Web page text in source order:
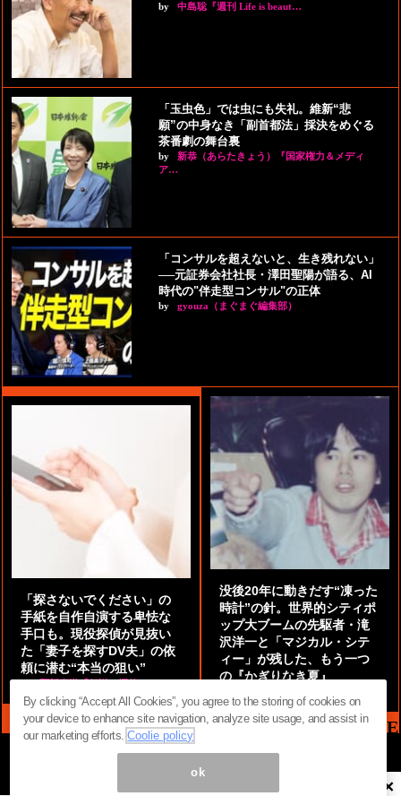
by 中島聡『週刊 Life is beaut…
「玉虫色」では虫にも失礼。維新“悲
願”の中身なき「副首都法」採決をめぐる
茶番劇の舞台裏
by
新恭（あらたきょう）『国家権力＆メディ
ア…
「コンサルを超えないと、生き残れない」
──元証券会社社長・澤田聖陽が語る、AI
時代の"伴走型コンサル"の正体
by gyouza（まぐまぐ編集部）
「探さないでください」の
手紙を自作自演する卑怯な
手口も。現役探偵が見抜い
た「妻子を探すDV夫」の依
頼に潜む“本当の狙い”
by 阿部泰尚『伝説の探偵』
没後20年に動きだす“凍った
時計”の針。世界的シティポ
ップ大ブームの先駆者・滝
沢洋一と「マジカル・シテ
ィー」が残した、もう一つ
の『かぎりなき夏』
MAG2 NEWS HEADLINE
ページ内の商標は全て商標権者に属します。無断転載を禁じます。 © ×
By clicking “Accept All Cookies”, you agree to the storing of cookies on
your device to enhance site navigation, analyze site usage, and assist in
our marketing efforts.Coolie policy
ok